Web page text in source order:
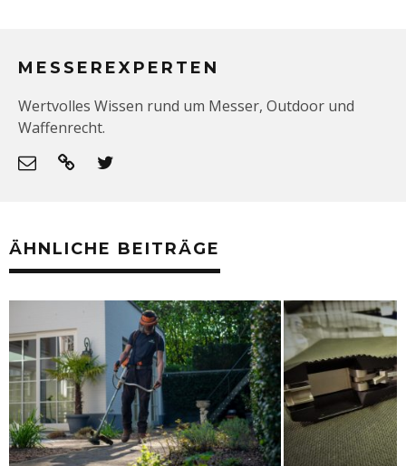
MESSEREXPERTEN
Wertvolles Wissen rund um Messer, Outdoor und
Waffenrecht.
ÄHNLICHE BEITRÄGE